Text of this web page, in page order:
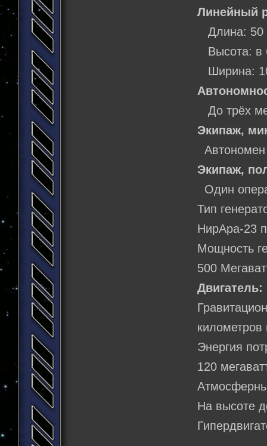
Линейный
Длина: 50
Высота: в
Ширина:
До трёх
Экипаж,
Автономен
Экипаж,
Один
Тип
НирАра-23
Мощность
500
Двигатель:
километров
Энергия
120
На высоте